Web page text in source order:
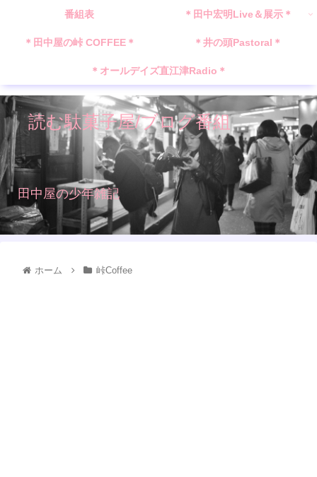
読む駄菓子屋/ブログ番組
田中屋の少年雑記
番組表 ＊田中宏明Live＆展示＊
＊田中屋の峠 COFFEE＊ ＊井の頭Pastoral＊
＊オールデイズ直江津Radio＊
ホーム 峠Coffee